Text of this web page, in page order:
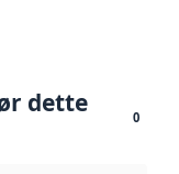
dette
0